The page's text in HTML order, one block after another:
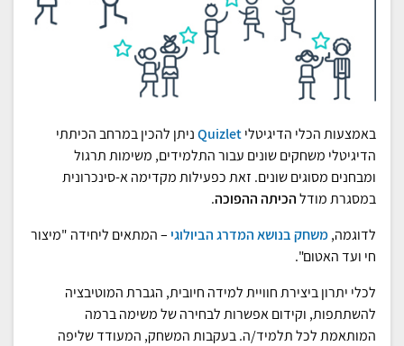
באמצעות הכלי הדיגיטליQuizletניתן להכין במרחב הכיתתי
הדיגיטלי משחקים שונים עבור התלמידים, משימות תרגול
ומבחנים מסוגים שונים. זאת כפעילות מקדימה א-סינכרונית
במסגרת מודלהכיתה ההפוכה.
לדוגמה,משחק בנושא המדרג הביולוגי – המתאים ליחידה "מיצור
חי ועד האטום".
לכלי יתרון ביצירת חוויית למידה חיובית, הגברת המוטיבציה
להשתתפות, וקידום אפשרות לבחירה של משימה ברמה
המותאמת לכל תלמיד/ה. בעקבות המשחק, המעודד שליפה